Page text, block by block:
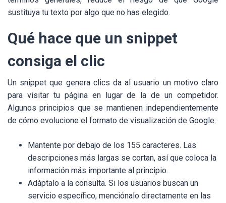
sustituya tu texto por algo que no has elegido.
Qué hace que un snippet
consiga el clic
Un snippet que genera clics da al usuario un motivo claro
para visitar tu página en lugar de la de un competidor.
Algunos principios que se mantienen independientemente
de cómo evolucione el formato de visualización de Google:
Mantente por debajo de los 155 caracteres. Las
descripciones más largas se cortan, así que coloca la
información más importante al principio.
Adáptalo a la consulta. Si los usuarios buscan un
servicio específico, menciónalo directamente en las